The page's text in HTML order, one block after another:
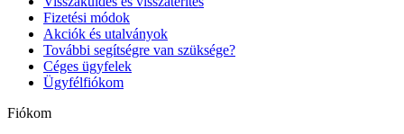
Fizetési módok
Akciók és utalványok
További segítségre van szüksége?
Céges ügyfelek
Ügyfélfiókom
Fiókom